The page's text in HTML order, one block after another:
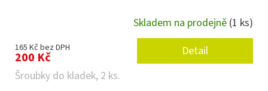
Skladem na prodejně (1 ks)
165 Kč bez DPH
200 Kč
Detail
Šroubky do kladek, 2 ks.